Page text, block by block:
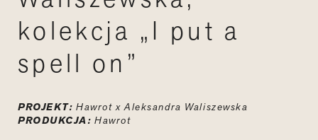
kolekcja „I put a
spell on”
PROJEKT: Hawrot x Aleksandra Waliszewska
PRODUKCJA: Hawrot